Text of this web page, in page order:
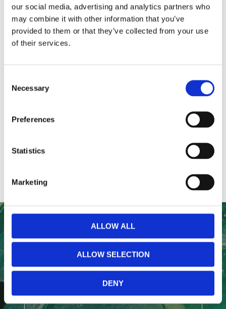
our social media, advertising and analytics partners who
may combine it with other information that you’ve
provided to them or that they’ve collected from your use
of their services.
Selection
Necessary
Preferences
Statistics
Marketing
ALLOW ALL
ALLOW SELECTION
DENY
Omdömen
NYHETSBREV
Anmäl dig till vårt nyhetsbrev och ta del av de senaste
nyheterna!